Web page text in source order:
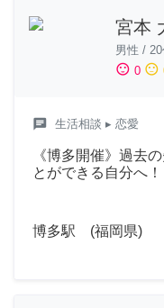
宮本
男性 /
sentiment_satisfied 0 sentiment_neutral
chat 生活相談 ▸ 恋愛
《博多開催》過去
とができる自分へ！
博多駅 (福岡県)